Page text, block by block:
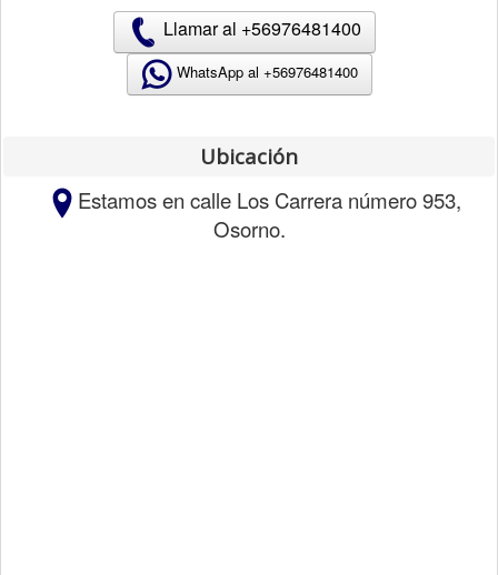
Llamar al +56976481400
WhatsApp al +56976481400
Ubicación
Estamos en calle Los Carrera número 953,
Osorno.